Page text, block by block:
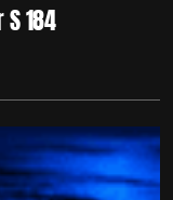
184